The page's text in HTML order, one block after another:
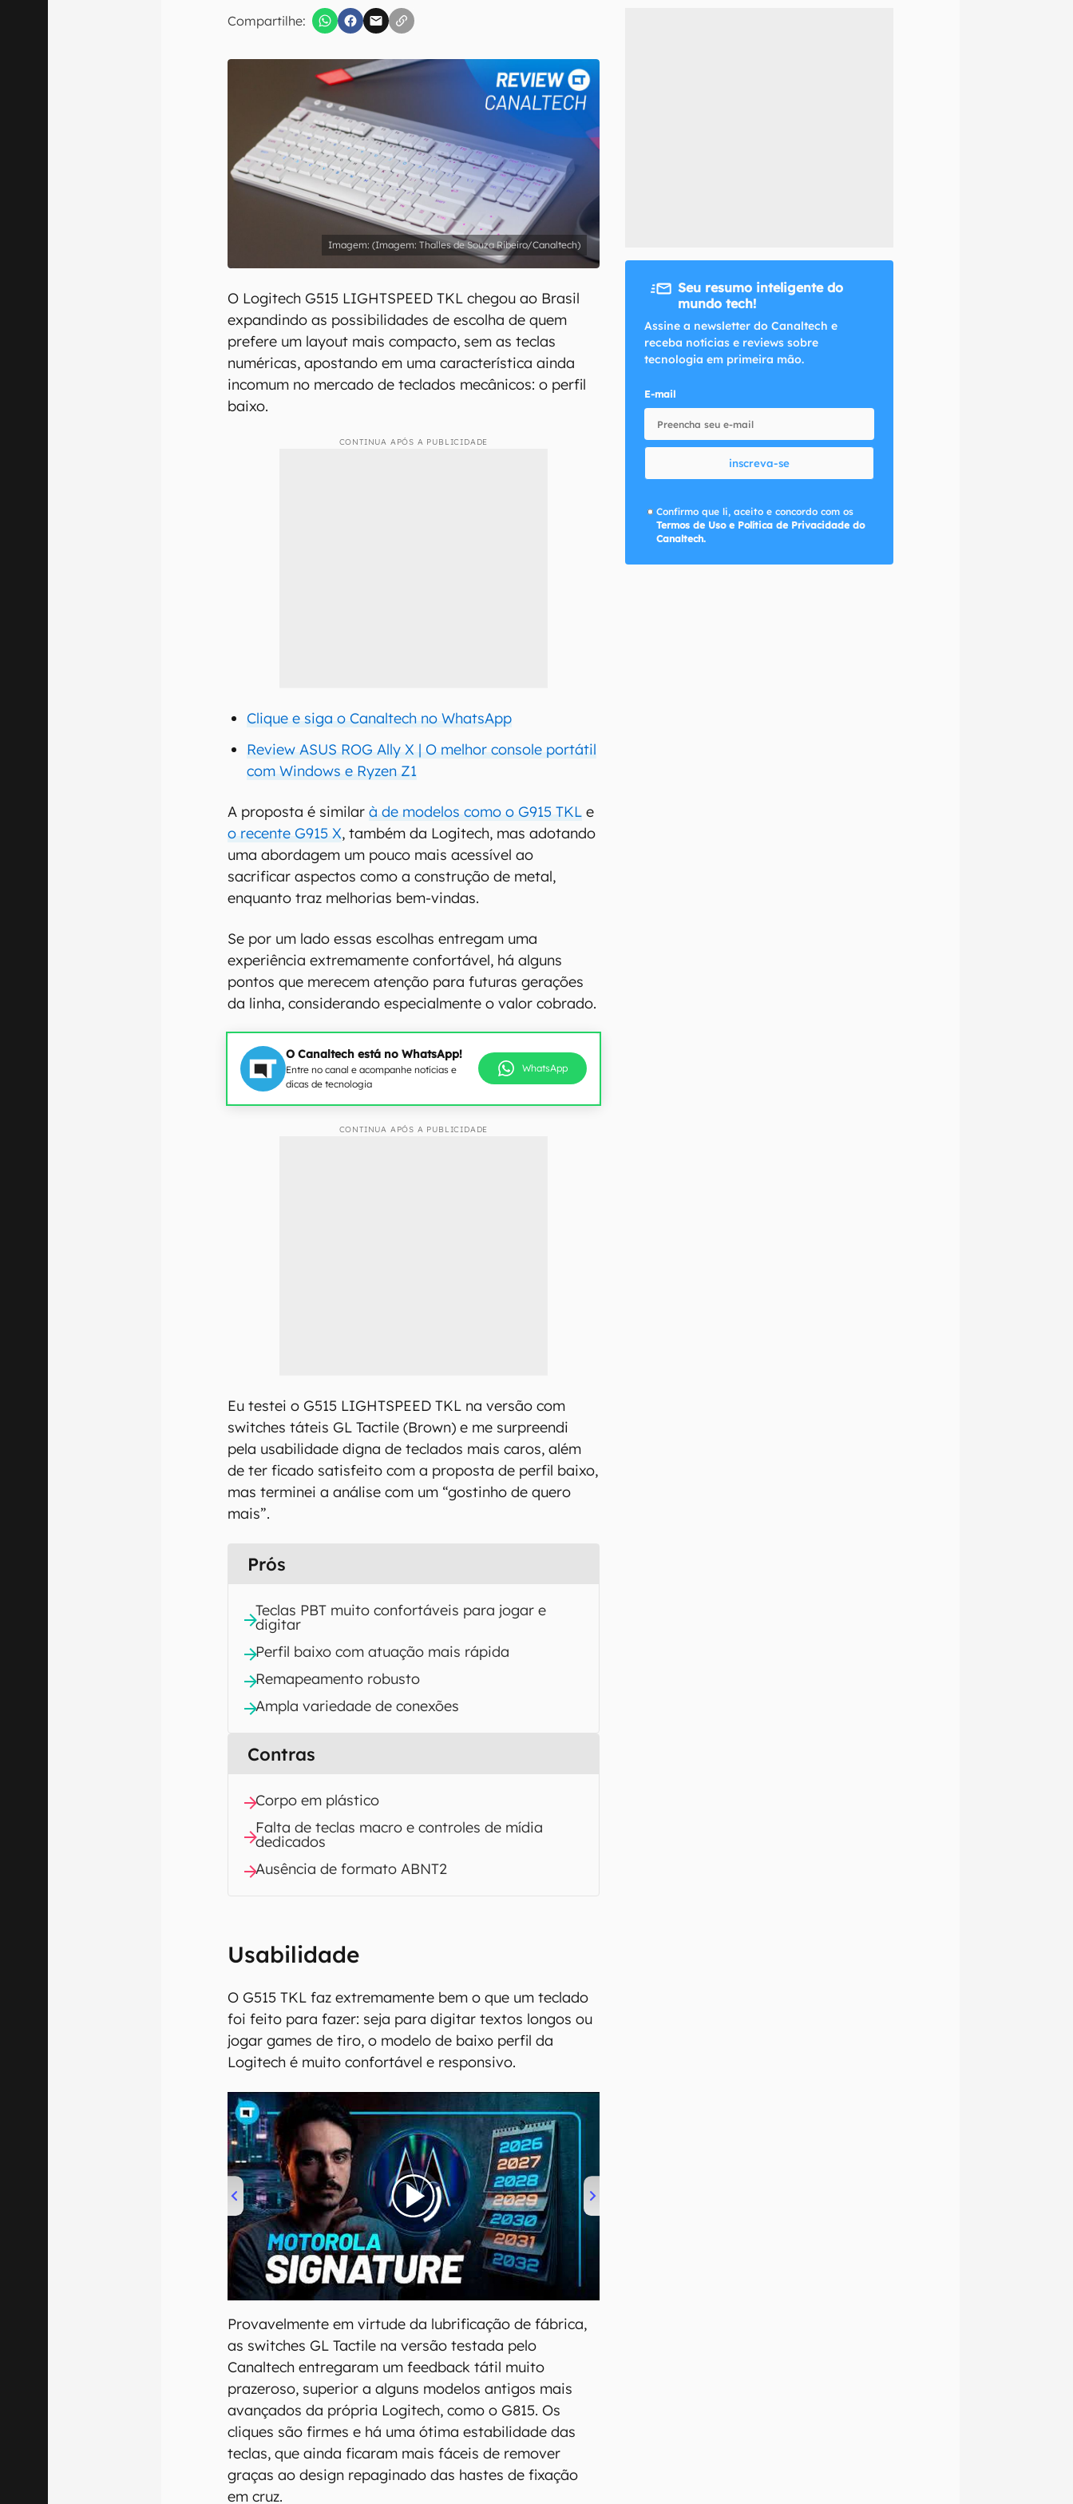
Compartilhe:
inscreva-se
Confirmo que li, aceito e concordo com os Termos de Uso e Política de Privacidade do Canaltech.
(Imagem: Thalles de Souza Ribeiro/Canaltech)
O Logitech G515 LIGHTSPEED TKL chegou ao Brasil
expandindo as possibilidades de escolha de quem
prefere um layout mais compacto, sem as teclas
numéricas, apostando em uma característica ainda
incomum no mercado de teclados mecânicos: o perfil
baixo.
CONTINUA APÓS A PUBLICIDADE
Clique e siga o Canaltech no WhatsApp
Review ASUS ROG Ally X | O melhor console portátil
com Windows e Ryzen Z1
A proposta é similarà de modelos como o G915 TKL e
o recente G915 X, também da Logitech, mas adotando
uma abordagem um pouco mais acessível ao
sacrificar aspectos como a construção de metal,
enquanto traz melhorias bem-vindas.
Se por um lado essas escolhas entregam uma
experiência extremamente confortável, há alguns
pontos que merecem atenção para futuras gerações
da linha, considerando especialmente o valor cobrado.
O Canaltech está no WhatsApp!
Entre no canal e acompanhe notícias e
dicas de tecnologia
WhatsApp
CONTINUA APÓS A PUBLICIDADE
Eu testei o G515 LIGHTSPEED TKL na versão com
switches táteis GL Tactile (Brown) e me surpreendi
pela usabilidade digna de teclados mais caros, além
de ter ficado satisfeito com a proposta de perfil baixo,
mas terminei a análise com um “gostinho de quero
mais”.
Prós
Teclas PBT muito confortáveis para jogar e
digitar
Perfil baixo com atuação mais rápida
Remapeamento robusto
Ampla variedade de conexões
Contras
Corpo em plástico
Falta de teclas macro e controles de mídia
dedicados
Ausência de formato ABNT2
Usabilidade
O G515 TKL faz extremamente bem o que um teclado
foi feito para fazer: seja para digitar textos longos ou
jogar games de tiro, o modelo de baixo perfil da
Logitech é muito confortável e responsivo.
00:00 20:46
Provavelmente em virtude da lubrificação de fábrica,
as switches GL Tactile na versão testada pelo
Canaltech entregaram um feedback tátil muito
prazeroso, superior a alguns modelos antigos mais
avançados da própria Logitech, como o G815. Os
cliques são firmes e há uma ótima estabilidade das
teclas, que ainda ficaram mais fáceis de remover
graças ao design repaginado das hastes de fixação
em cruz.
Seu resumo inteligente do
mundo tech!
Assine a newsletter do Canaltech e
receba notícias e reviews sobre
tecnologia em primeira mão.
E-mail
inscreva-se
Confirmo que li, aceito e concordo com os
Termos de Uso e Política de Privacidade do
Canaltech.